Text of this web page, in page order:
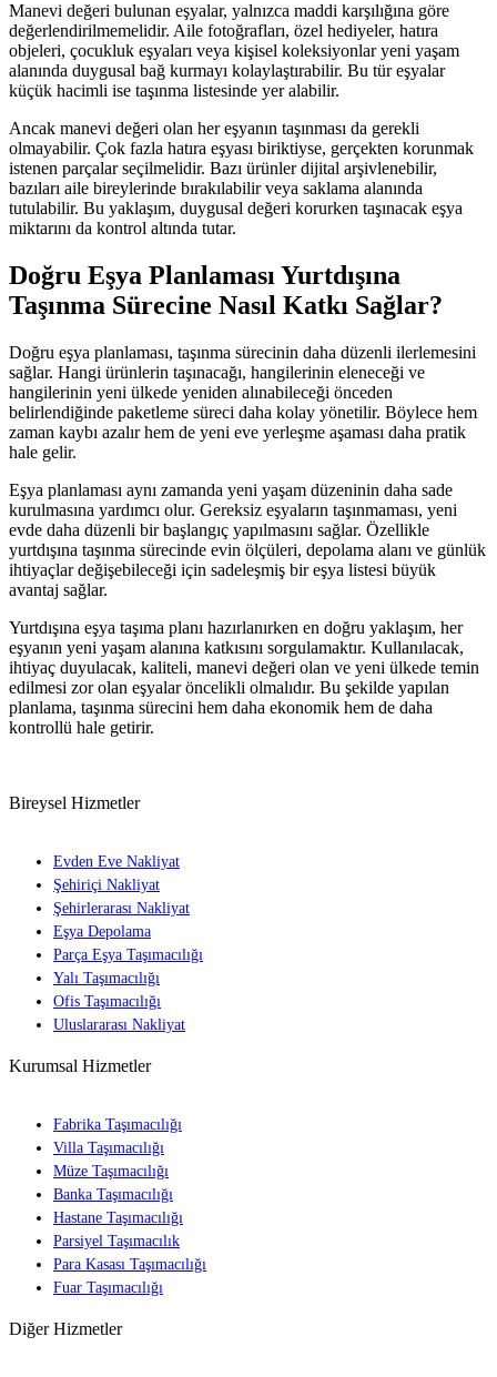
Manevi değeri bulunan eşyalar, yalnızca maddi karşılığına göre
değerlendirilmemelidir. Aile fotoğrafları, özel hediyeler, hatıra
objeleri, çocukluk eşyaları veya kişisel koleksiyonlar yeni yaşam
alanında duygusal bağ kurmayı kolaylaştırabilir. Bu tür eşyalar
küçük hacimli ise taşınma listesinde yer alabilir.
Ancak manevi değeri olan her eşyanın taşınması da gerekli
olmayabilir. Çok fazla hatıra eşyası biriktiyse, gerçekten korunmak
istenen parçalar seçilmelidir. Bazı ürünler dijital arşivlenebilir,
bazıları aile bireylerinde bırakılabilir veya saklama alanında
tutulabilir. Bu yaklaşım, duygusal değeri korurken taşınacak eşya
miktarını da kontrol altında tutar.
Doğru Eşya Planlaması Yurtdışına
Taşınma Sürecine Nasıl Katkı Sağlar?
Doğru eşya planlaması, taşınma sürecinin daha düzenli ilerlemesini
sağlar. Hangi ürünlerin taşınacağı, hangilerinin eleneceği ve
hangilerinin yeni ülkede yeniden alınabileceği önceden
belirlendiğinde paketleme süreci daha kolay yönetilir. Böylece hem
zaman kaybı azalır hem de yeni eve yerleşme aşaması daha pratik
hale gelir.
Eşya planlaması aynı zamanda yeni yaşam düzeninin daha sade
kurulmasına yardımcı olur. Gereksiz eşyaların taşınmaması, yeni
evde daha düzenli bir başlangıç yapılmasını sağlar. Özellikle
yurtdışına taşınma sürecinde evin ölçüleri, depolama alanı ve günlük
ihtiyaçlar değişebileceği için sadeleşmiş bir eşya listesi büyük
avantaj sağlar.
Yurtdışına eşya taşıma planı hazırlanırken en doğru yaklaşım, her
eşyanın yeni yaşam alanına katkısını sorgulamaktır. Kullanılacak,
ihtiyaç duyulacak, kaliteli, manevi değeri olan ve yeni ülkede temin
edilmesi zor olan eşyalar öncelikli olmalıdır. Bu şekilde yapılan
planlama, taşınma sürecini hem daha ekonomik hem de daha
kontrollü hale getirir.
Bireysel Hizmetler
Evden Eve Nakliyat
Şehiriçi Nakliyat
Şehirlerarası Nakliyat
Eşya Depolama
Parça Eşya Taşımacılığı
Yalı Taşımacılığı
Ofis Taşımacılığı
Uluslararası Nakliyat
Kurumsal Hizmetler
Fabrika Taşımacılığı
Villa Taşımacılığı
Müze Taşımacılığı
Banka Taşımacılığı
Hastane Taşımacılığı
Parsiyel Taşımacılık
Para Kasası Taşımacılığı
Fuar Taşımacılığı
Diğer Hizmetler